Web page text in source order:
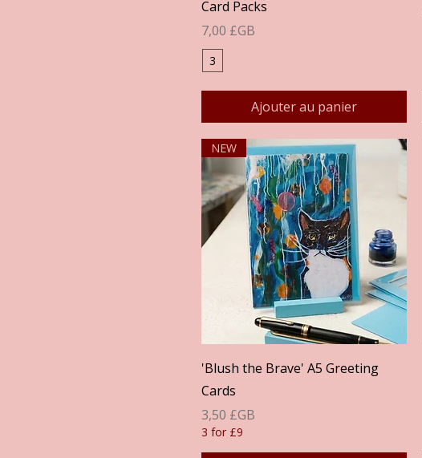
Card Packs
Prix
7,00 £GB
3
Ajouter au panier
Aperçu rapide
NEW
'Blush the Brave' A5 Greeting
Cards
Prix
3,50 £GB
3 for £9